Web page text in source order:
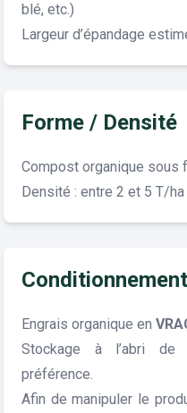
blé, etc.)
Largeur d’épandage
Forme / Densité
Compost organique sous
Densité : entre 2 et 5 T/
Engrais organique en
Stockage à l’abri de
préférence.
Afin de manipuler le